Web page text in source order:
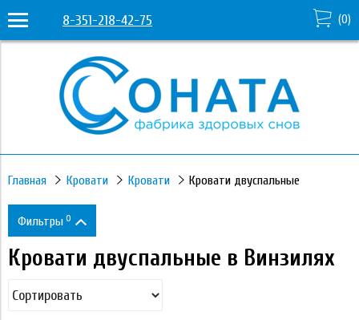
8-351-218-42-75 (0)
Главная Кровати Кровати Кровати двуспальные
Фильтры 0
Цена
Кровати двуспальные в Винзилях